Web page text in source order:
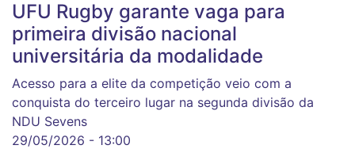
UFU Rugby garante vaga para
primeira divisão nacional
universitária da modalidade
Acesso para a elite da competição veio com a
conquista do terceiro lugar na segunda divisão da
NDU Sevens
29/05/2026 - 13:00